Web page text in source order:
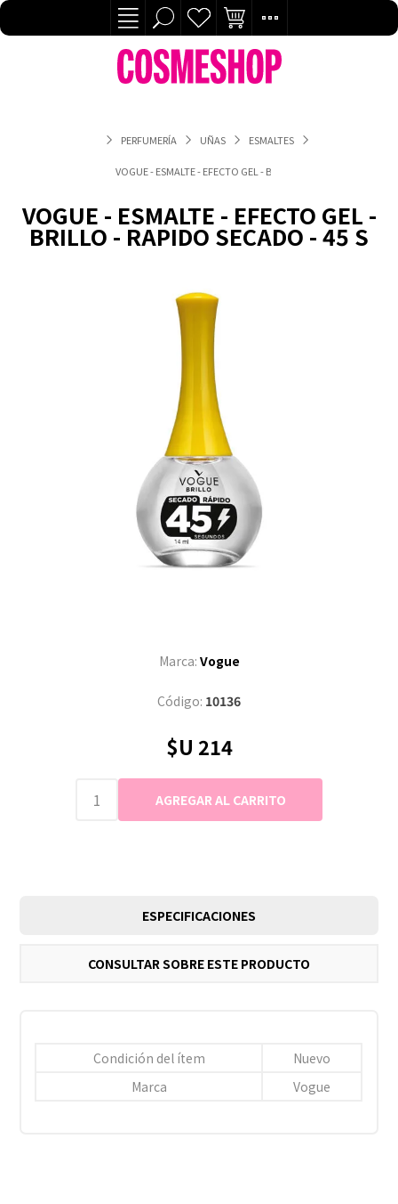
PERFUMERÍA UÑAS ESMALTES
VOGUE - ESMALTE - EFECTO GEL - BRILLO - RAPIDO SECADO -
VOGUE - ESMALTE - EFECTO GEL -
BRILLO - RAPIDO SECADO - 45 S
Marca: Vogue
Código: 10136
$U 214
ESPECIFICACIONES
CONSULTAR SOBRE ESTE PRODUCTO
Condición del ítem
Nuevo
Marca
Vogue